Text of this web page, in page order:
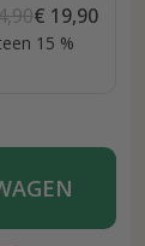
€ 19,90
15 %